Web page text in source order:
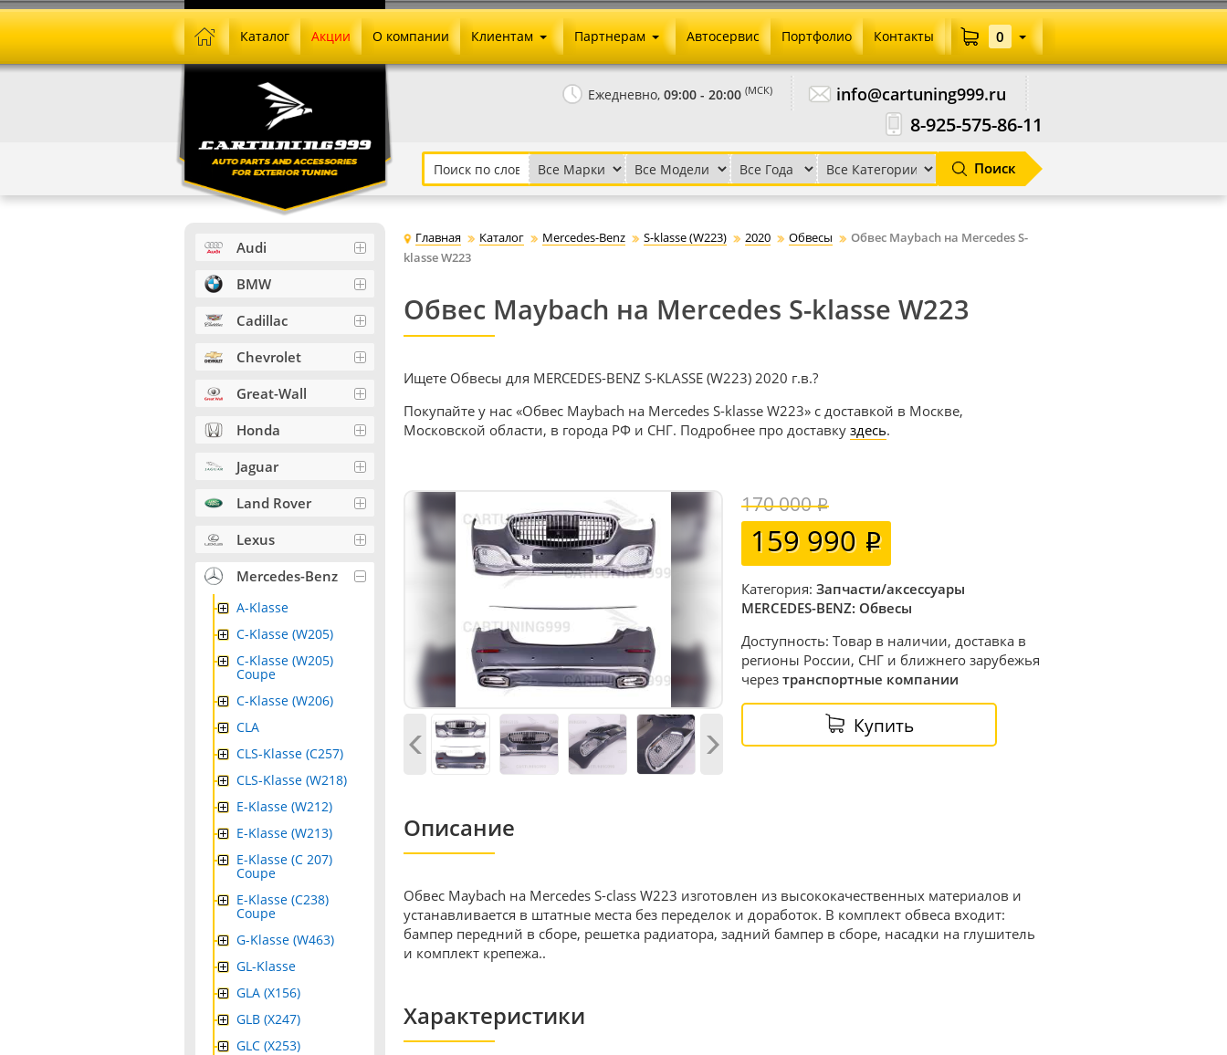
Ежедневно, 09:00 - 20:00 (МСК) info@cartuning999.ru
8-925-575-86-11
Поиск
Каталог Акции О компании Клиентам
Как сделать заказ
Установка на авто
Письмо директору
Партнерам
Агентское вознаграждение
Скачать прайс
Автосервис Портфолио Контакты 0
Главная Каталог Mercedes-Benz S-klasse (W223) 2020 Обвесы
Обвес Maybach на Mercedes S-
klasse W223
Обвес Maybach на Mercedes S-klasse W223
Ищете Обвесы для MERCEDES-BENZ S-KLASSE (W223) 2020 г.в.?
Покупайте у нас «Обвес Maybach на Mercedes S-klasse W223» с доставкой в Москве,
Московской области, в города РФ и СНГ. Подробнее про доставку здесь.
170 000
159 990
Категория: Запчасти/аксессуары
MERCEDES-BENZ: Обвесы
Доступность: Товар в наличии, доставка в
регионы России, СНГ и ближнего зарубежья
через транспортные компании
Купить
Описание
Обвес Maybach на Mercedes S-class W223 изготовлен из высококачественных материалов и
устанавливается в штатные места без переделок и доработок. В комплект обвеса входит:
бампер передний в сборе, решетка радиатора, задний бампер в сборе, насадки на глушитель
и комплект крепежа..
Характеристики
Audi
BMW
Cadillac
Chevrolet
Great-Wall
Honda
Jaguar
Land Rover
Lexus
Mercedes-Benz
A-Klasse
C-Klasse (W205)
C-Klasse (W205)
Coupe
C-Klasse (W206)
CLA
CLS-Klasse (C257)
CLS-Klasse (W218)
E-Klasse (W212)
E-Klasse (W213)
E-Klasse (C 207)
Coupe
E-Klasse (C238)
Coupe
G-Klasse (W463)
GL-Klasse
GLA (X156)
GLB (X247)
GLC (X253)